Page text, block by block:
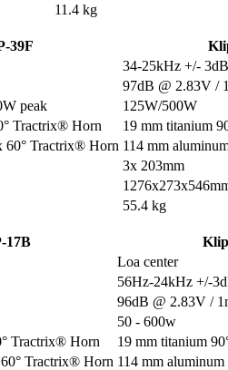
11.4 kg
39F
34-25kHz +/- 3dB
97dB @ 2.83V /
peak 125W/500W
Tractrix® Horn 19 mm titanium
60° Tractrix® Horn 114 mm
3x 203mm
55.4 kg
17B
Loa center
56Hz-24kHz +/-
96dB @ 2.83V /
50 - 600w
Tractrix® Horn
19 mm titanium
Tractrix® Horn 114 mm